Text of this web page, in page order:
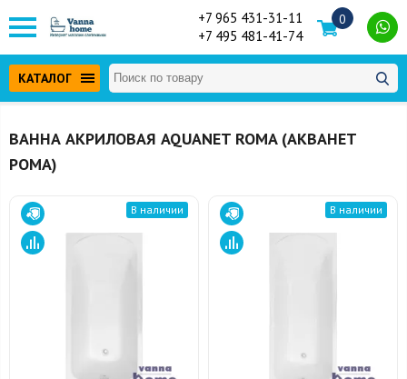
+7 965 431-31-11
+7 495 481-41-74
0
КАТАЛОГ
ВАННА АКРИЛОВАЯ AQUANET ROMA (АКВАНЕТ
РОМА)
В наличии В наличии